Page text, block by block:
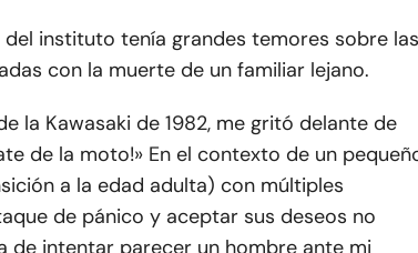
del instituto tenía grandes temores sobre las
con la muerte de un familiar lejano.
la Kawasaki de 1982, me gritó delante de
de la moto!» En el contexto de un
a la edad adulta) con múltiples
de pánico y aceptar sus deseos no
de intentar parecer un hombre ante mi